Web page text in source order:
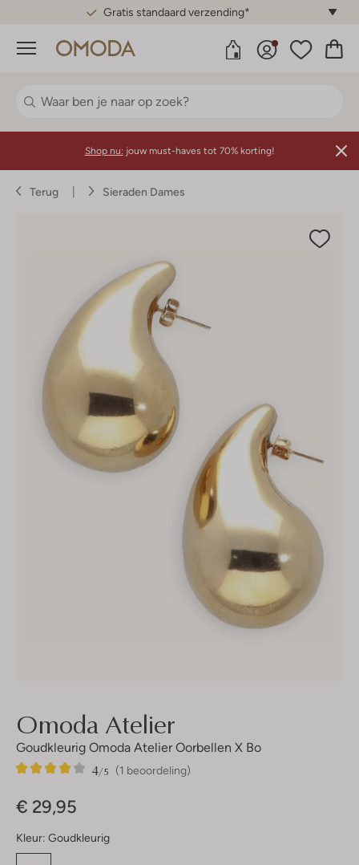
Gratis standaard verzending*
Menu
Shop nu: jouw must-haves tot 70% korting!
Terug Sieraden Dames
Omoda Atelier
Goudkleurig Omoda Atelier Oorbellen X Bo
(1 beoordeling)
4/5
1
4
€ 29,95
Kleur: Goudkleurig